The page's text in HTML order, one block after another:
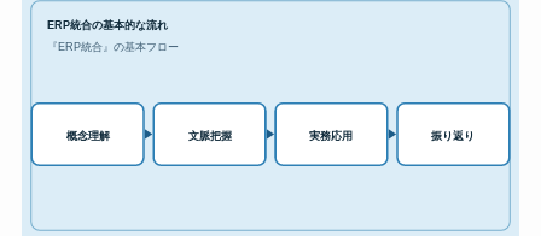
ERP統合の基本的な流れ
『ERP統合』の基本フロー
概念理解 文脈把握 実務応用 振り返り